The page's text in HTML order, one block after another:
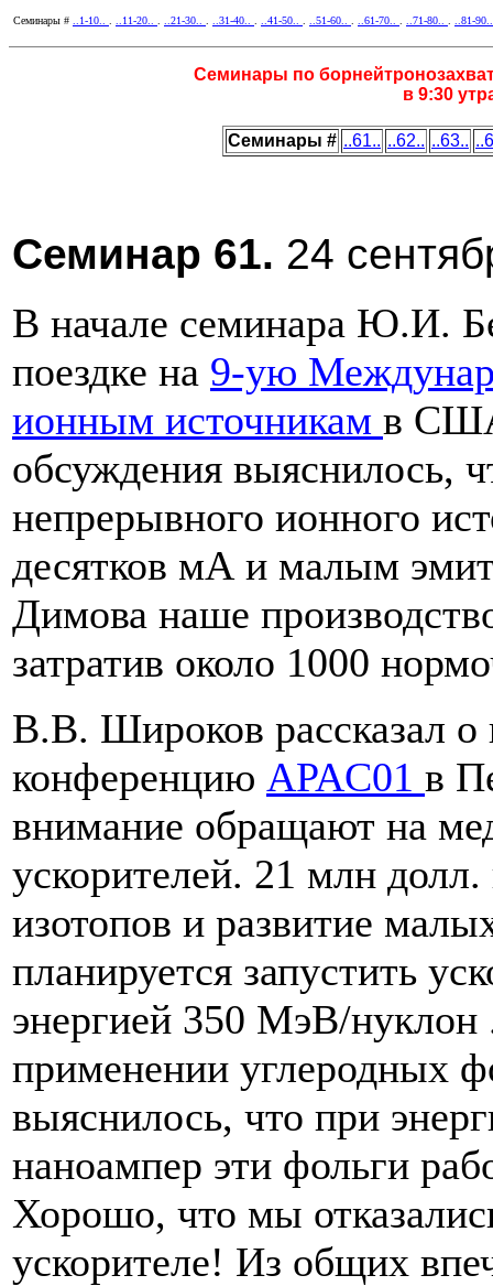
Семинары # ..1-10.. ..11-20.. ..21-30.. ..31-40.. ..41-50.. ..51-60.. ..61-70.. ..71-80.. ..81-
Семинары по
в 9:30
Семинары # ..61.. ..62.. ..63..
Семинар 61. 24
В начале семинара Ю.И.
поездке на 9-ую
ионным источникам в
обсуждения выяснилось,
непрерывного ионного
десятков мА и малым
Димова наше
затратив около 1000
В.В. Широков рассказал о
конференцию APAC01 в
внимание обращают на
ускорителей. 21 млн долл.
изотопов и развитие
планируется запустить
энергией 350 МэВ/нуклон
применении углеродных
выяснилось, что при
наноампер эти фольги
Хорошо, что мы
ускорителе! Из общих